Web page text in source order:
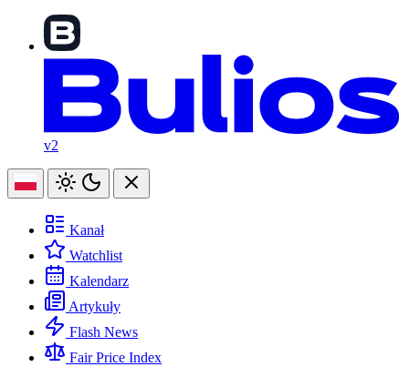
v2
Kanał
Watchlist
Kalendarz
Artykuły
Flash News
Fair Price Index